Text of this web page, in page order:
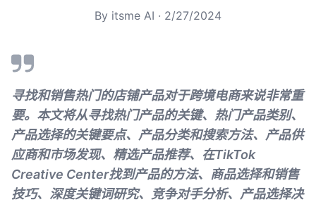
By itsme AI · 2/27/2024
寻找和销售热门的店铺产品对于跨境电商来说非常重
要。本文将从寻找热门产品的关键、热门产品类别、
产品选择的关键要点、产品分类和搜索方法、产品供
应商和市场发现、精选产品推荐、在TikTok
Creative Center找到产品的方法、商品选择和销售
技巧、深度关键词研究、竞争对手分析、产品选择决